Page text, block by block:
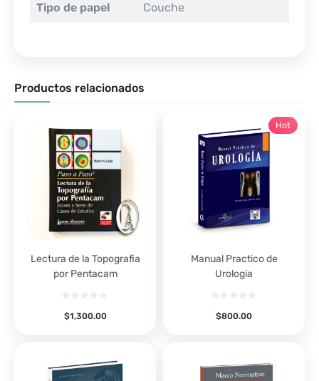
Tipo de papel Couche
Productos relacionados
Lectura de la Topografia
por Pentacam
$1,300.00
Manual Practico de
Urologia
$800.00
Hot